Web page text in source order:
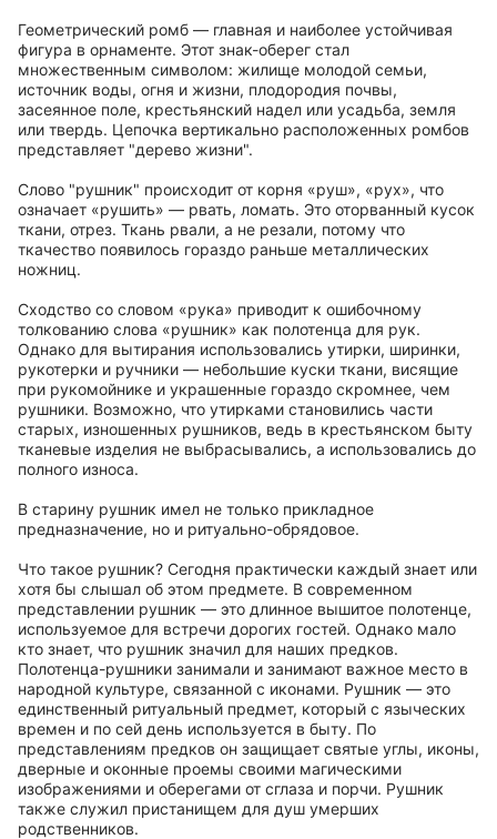
Геометрический ромб — главная и наиболее устойчивая
фигура в орнаменте. Этот знак-оберег стал
множественным символом: жилище молодой семьи,
источник воды, огня и жизни, плодородия почвы,
засеянное поле, крестьянский надел или усадьба, земля
или твердь. Цепочка вертикально расположенных ромбов
представляет "дерево жизни".
Слово "рушник" происходит от корня «руш», «рух», что
означает «рушить» — рвать, ломать. Это оторванный кусок
ткани, отрез. Ткань рвали, а не резали, потому что
ткачество появилось гораздо раньше металлических
ножниц.
Сходство со словом «рука» приводит к ошибочному
толкованию слова «рушник» как полотенца для рук.
Однако для вытирания использовались утирки, ширинки,
рукотерки и ручники — небольшие куски ткани, висящие
при рукомойнике и украшенные гораздо скромнее, чем
рушники. Возможно, что утирками становились части
старых, изношенных рушников, ведь в крестьянском быту
тканевые изделия не выбрасывались, а использовались до
полного износа.
В старину рушник имел не только прикладное
предназначение, но и ритуально-обрядовое.
Что такое рушник? Сегодня практически каждый знает или
хотя бы слышал об этом предмете. В современном
представлении рушник — это длинное вышитое полотенце,
используемое для встречи дорогих гостей. Однако мало
кто знает, что рушник значил для наших предков.
Полотенца-рушники занимали и занимают важное место в
народной культуре, связанной с иконами. Рушник — это
единственный ритуальный предмет, который с языческих
времен и по сей день используется в быту. По
представлениям предков он защищает святые углы, иконы,
дверные и оконные проемы своими магическими
изображениями и оберегами от сглаза и порчи. Рушник
также служил пристанищем для душ умерших
родственников.